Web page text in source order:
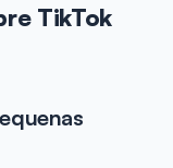
TikTok